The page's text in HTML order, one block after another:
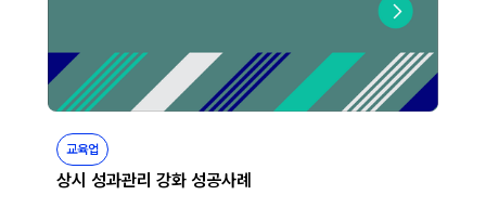
교육업
상시 성과관리 강화 성공사례